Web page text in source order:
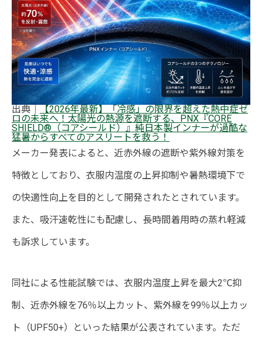
出典｜
【2026年最新】「冷感」の限界を超えた熱中症ゼ
ロの未来へ！太陽光の熱源を遮断する、PNX『CORE
SHIELD®（コアシールド）』純日本製インナーが過酷な
猛暑からすべてのアスリートを救う！
メーカー発表によると、近赤外線の遮断や紫外線対策を
特徴としており、衣服内温度の上昇抑制や暑熱環境下で
の快適性向上を目的として開発されたとされています。
また、吸汗速乾性にも配慮し、長時間着用時の蒸れ軽減
も訴求しています。
同社による性能試験では、衣服内温度上昇を最大2℃抑
制、近赤外線を76％以上カット、紫外線を99％以上カッ
ト（UPF50+）といった結果が公表されています。ただ